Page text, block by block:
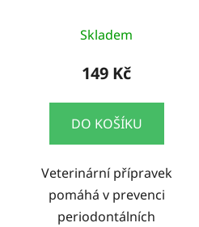
Skladem
149 Kč
DO KOŠÍKU
Veterinární přípravek
pomáhá v prevenci
periodontálních